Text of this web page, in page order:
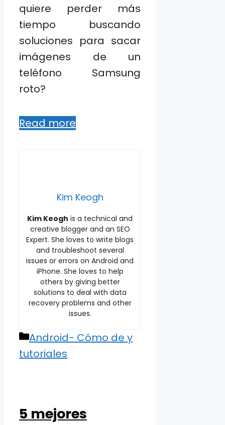
quiere perder más
tiempo buscando
soluciones para sacar
imágenes de un
teléfono Samsung
roto?
Read more
Kim Keogh
Kim Keogh is a technical and
creative blogger and an SEO
Expert. She loves to write blogs
and troubleshoot several
issues or errors on Android and
iPhone. She loves to help
others by giving better
solutions to deal with data
recovery problems and other
issues.
Categories
Android- Cómo de y
tutoriales
5 mejores